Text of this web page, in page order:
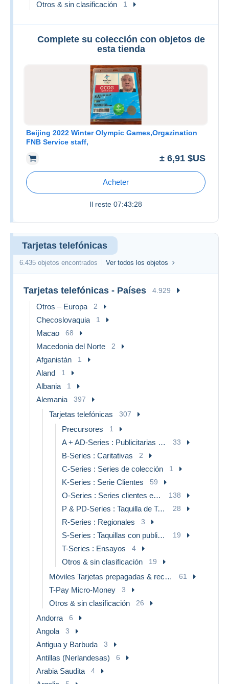
Otros & sin clasificación 1
Complete su colección con objetos de
esta tienda
Beijing 2022 Winter Olympic Games,Orgazination
FNB Service staff,
± 6,91 $US
Acheter
Il reste 07:43:28
Tarjetas telefónicas
6.435 objetos encontrados Ver todos los objetos
Tarjetas telefónicas - Países 4.929
Otros – Europa 2
Checoslovaquia 1
Macao 68
Macedonia del Norte 2
Afganistán 1
Aland 1
Albania 1
Alemania 397
Tarjetas telefónicas 307
Precursores 1
A + AD-Series : Publicitarias de Telekom AG Alemania 33
B-Series : Caritativas 2
C-Series : Series de colección 1
K-Series : Serie Clientes 59
O-Series : Series clientes excluidos servicio de colección 138
P & PD-Series : Taquilla de Telekom Alemania 28
R-Series : Regionales 3
S-Series : Taquillas con publicidad de terceros 19
T-Series : Ensayos 4
Otros & sin clasificación 19
Móviles Tarjetas prepagadas & recargos 61
T-Pay Micro-Money 3
Otros & sin clasificación 26
Andorra 6
Angola 3
Antigua y Barbuda 3
Antillas (Nerlandesas) 6
Arabia Saudita 4